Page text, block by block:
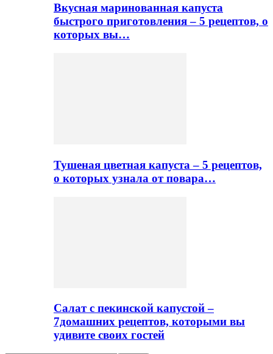
Вкусная маринованная капуста
быстрого приготовления – 5 рецептов, о
которых вы…
Тушеная цветная капуста – 5 рецептов,
о которых узнала от повара…
Салат с пекинской капустой –
7домашних рецептов, которыми вы
удивите своих гостей